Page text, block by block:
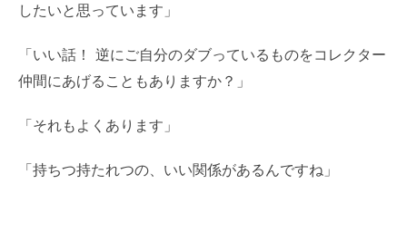
したいと思っています」
「いい話！ 逆にご自分のダブっているものをコレクター
仲間にあげることもありますか？」
「それもよくあります」
「持ちつ持たれつの、いい関係があるんですね」